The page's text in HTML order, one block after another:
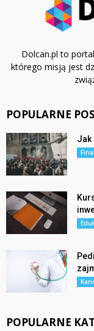
Dolcan.pl to
którego misją jest
POPULARNE
Jak
POPULARNE